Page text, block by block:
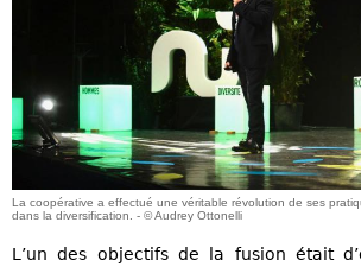
La coopérative a effectué une véritable révolution de ses
dans la diversification. - © Audrey Ottonelli
L’un des objectifs de la fusion était